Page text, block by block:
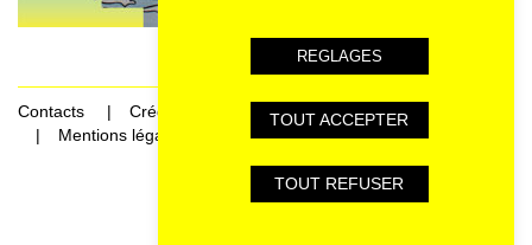
Contacts
Crédits
Mentions légales et données personnelles
REGLAGES
TOUT ACCEPTER
TOUT REFUSER